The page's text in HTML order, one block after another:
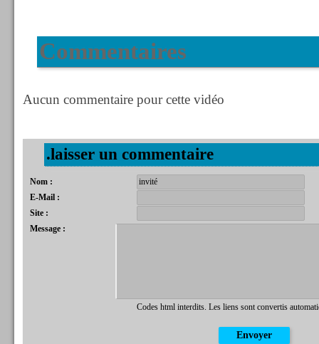
Commentaires
Aucun commentaire pour cette vidéo
.laisser un commentaire
Nom :
E-Mail :
Site :
Message :
Codes html interdits. Les liens sont convertis